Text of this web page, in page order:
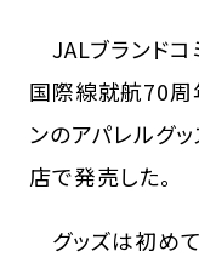
JALブランドコ
国際線就航70周
ンのアパレルグ
店で発売した。
グッズは初め